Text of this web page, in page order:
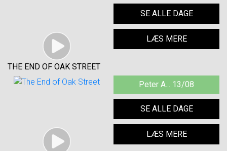
SE ALLE DAGE
LÆS MERE
THE END OF OAK STREET
Peter A... 13/08
SE ALLE DAGE
LÆS MERE